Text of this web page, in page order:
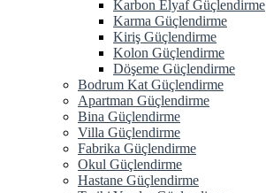
Karbon Elyaf Güçlendirme
Karma Güçlendirme
Kiriş Güçlendirme
Kolon Güçlendirme
Döşeme Güçlendirme
Bodrum Kat Güçlendirme
Apartman Güçlendirme
Bina Güçlendirme
Villa Güçlendirme
Fabrika Güçlendirme
Okul Güçlendirme
Hastane Güçlendirme